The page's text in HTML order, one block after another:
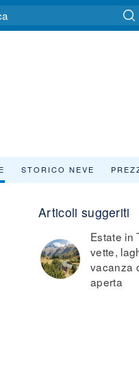
STORICO NEVE
Articoli suggeriti
Estate in
vette,
vacanza
aperta